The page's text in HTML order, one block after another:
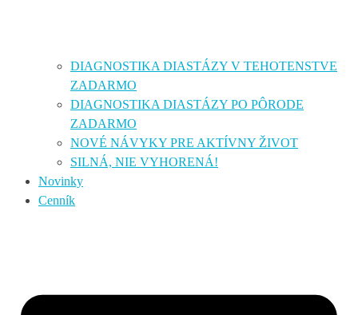
DIAGNOSTIKA DIASTÁZY V TEHOTENSTVE
ZADARMO
DIAGNOSTIKA DIASTÁZY PO PÔRODE
ZADARMO
NOVÉ NÁVYKY PRE AKTÍVNY ŽIVOT
SILNÁ, NIE VYHORENÁ!
Novinky
Cenník